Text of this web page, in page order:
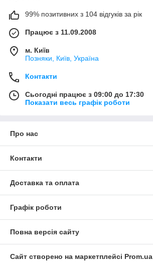
99% позитивних з 104 відгуків за рік
Працює з 11.09.2008
м. Київ
Позняки, Київ, Україна
Контакти
Сьогодні працює з 09:00 до 17:30
Показати весь графік роботи
Про нас
Контакти
Доставка та оплата
Графік роботи
Повна версія сайту
Сайт створено на маркетплейсі Prom.ua